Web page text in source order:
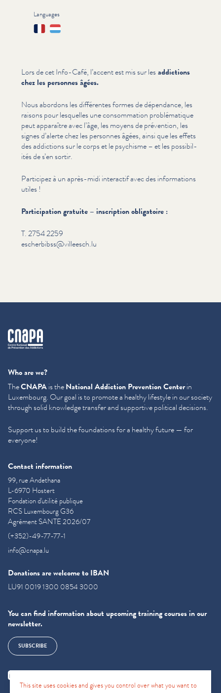
Languages
FrançaisLëtzebuergesch
Lors de cet Info-Café, l’accent est mis sur lesaddictions
chez les personnes âgées.
Nous abordons les différentes formes de dépendance, les
raisons pour lesquelles une con­som­ma­tion prob­lé­ma­tique
peut apparaître avec l’âge, les moyens de prévention, les
signes d’alerte chez les personnes âgées, ainsi que les effets
des addictions sur le corps et le psychisme – et les pos­si­bil­
ités de s’en sortir.
Participez à un après-midi interactif avec des infor­ma­tions
utiles !
Par­tic­i­pa­tion gratuite – inscription obligatoire :
T. 2754 2259
escherbibss@​villeesch.​lu
cnapa
Who are we?
TheCNAPAis theNational Addiction Prevention Centerin
Luxembourg. Our goal is to promote a healthy lifestyle in our society
through solid knowledge transfer and supportive political decisions.
Support us to build the foundations for a healthy future — for
everyone!
Contact information
99, rue Andethana
L-6970 Hostert
Fondation d'utilité publique
RCS Luxembourg G36
Agrément SANTE 2026/07
(+352)-49-77-77-1
info@cnapa.lu
Donations are welcome to IBAN
LU91 0019 1300 0854 3000
You can find information about upcoming training courses in our
newsletter.
SUBSCRIBE
This site uses cookies and gives you control over what you want to